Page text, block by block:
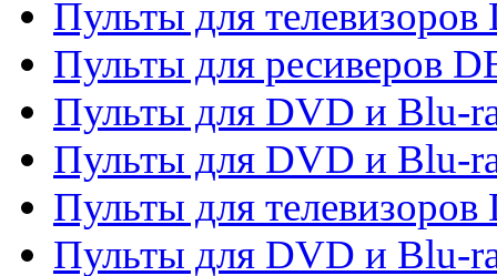
Пульты для телевизоров
Пульты для ресиверов
Пульты для DVD и Blu-
Пульты для DVD и Blu-
Пульты для
Пульты для DVD и Blu-